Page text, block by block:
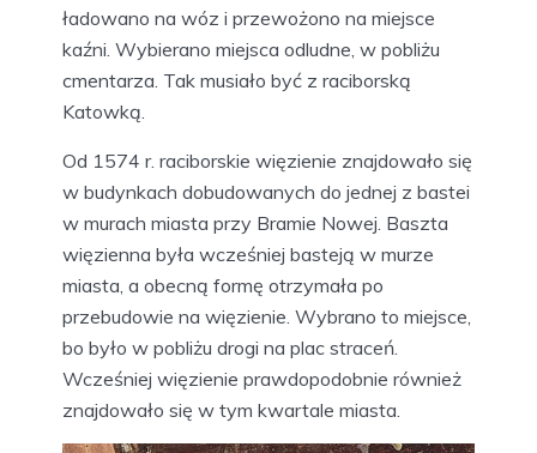
ładowano na wóz i przewożono na miejsce
kaźni. Wybierano miejsca odludne, w pobliżu
cmentarza. Tak musiało być z raciborską
Katowką.
Od 1574 r. raciborskie więzienie znajdowało się
w budynkach dobudowanych do jednej z bastei
w murach miasta przy Bramie Nowej. Baszta
więzienna była wcześniej basteją w murze
miasta, a obecną formę otrzymała po
przebudowie na więzienie. Wybrano to miejsce,
bo było w pobliżu drogi na plac straceń.
Wcześniej więzienie prawdopodobnie również
znajdowało się w tym kwartale miasta.